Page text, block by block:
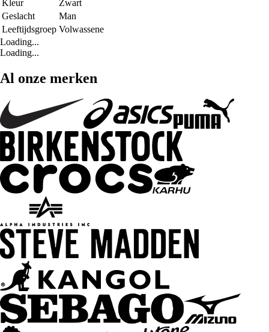
Kleur
Zwart
Geslacht
Man
Leeftijdsgroep Volwassene
Loading...
Loading...
Al onze merken